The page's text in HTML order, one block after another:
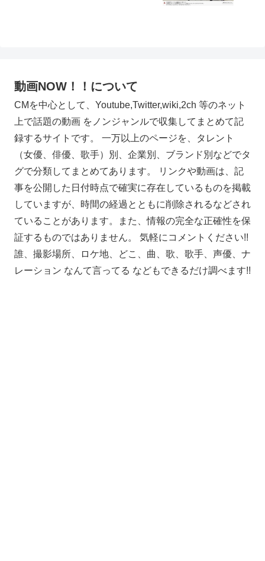
動画NOW！！について
CMを中心として、Youtube,Twitter,wiki,2ch 等のネット
上で話題の動画 をノンジャンルで収集してまとめて記
録するサイトです。 一万以上のページを、タレント
（女優、俳優、歌手）別、企業別、ブランド別などでタ
グで分類してまとめてあります。 リンクや動画は、記
事を公開した日付時点で確実に存在しているものを掲載
していますが、時間の経過とともに削除されるなどされ
ていることがあります。また、情報の完全な正確性を保
証するものではありません。 気軽にコメントください!!
誰、撮影場所、ロケ地、どこ、曲、歌、歌手、声優、ナ
レーション なんて言ってる などもできるだけ調べます!!